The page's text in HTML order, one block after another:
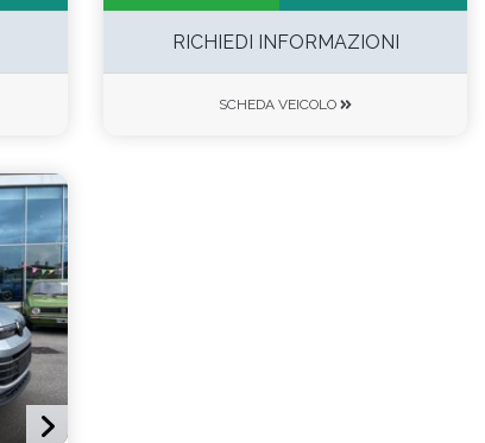
RICHIEDI INFORMAZIONI
SCHEDA VEICOLO